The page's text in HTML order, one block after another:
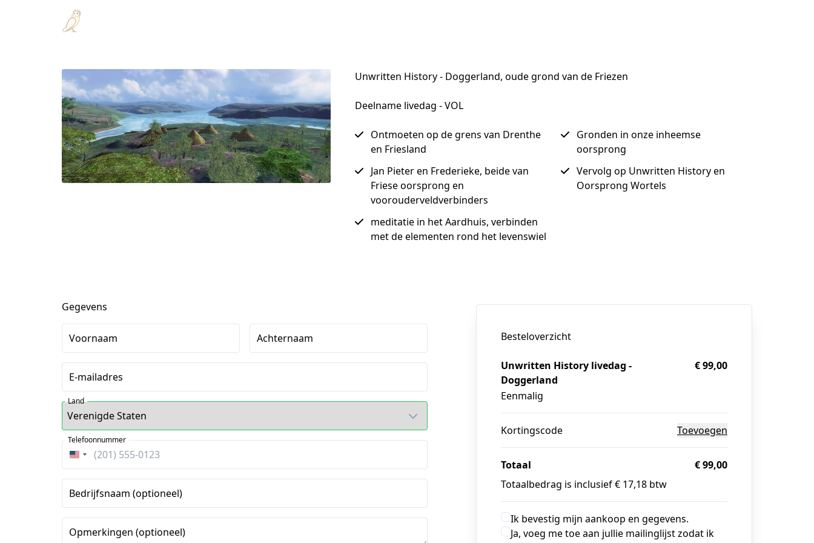
Unwritten History - Doggerland, oude grond van de Friezen
Deelname livedag - VOL
Ontmoeten op de grens van Drenthe
en Friesland
Gronden in onze inheemse
oorsprong
Jan Pieter en Frederieke, beide van
Friese oorsprong en
voorouderveldverbinders
Vervolg op Unwritten History en
Oorsprong Wortels
meditatie in het Aardhuis, verbinden
met de elementen rond het levenswiel
Gegevens
Voornaam Achternaam
E-mailadres
Land
Verenigde
Staten
+1
Telefoonnummer
Bedrijfsnaam (optioneel)
Opmerkingen (optioneel)
Besteloverzicht
Unwritten History livedag -
Doggerland
Eenmalig
€ 99,00
Kortingscode Toevoegen
Totaal
€ 99,00
Totaalbedrag is inclusief € 17,18 btw
Ik bevestig mijn aankoop en gegevens.
Ja, voeg me toe aan jullie mailinglijst zodat ik